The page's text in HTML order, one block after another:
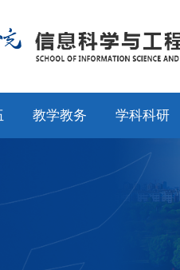
教学教务
专业设置
学科科研
通知公告
科研动态